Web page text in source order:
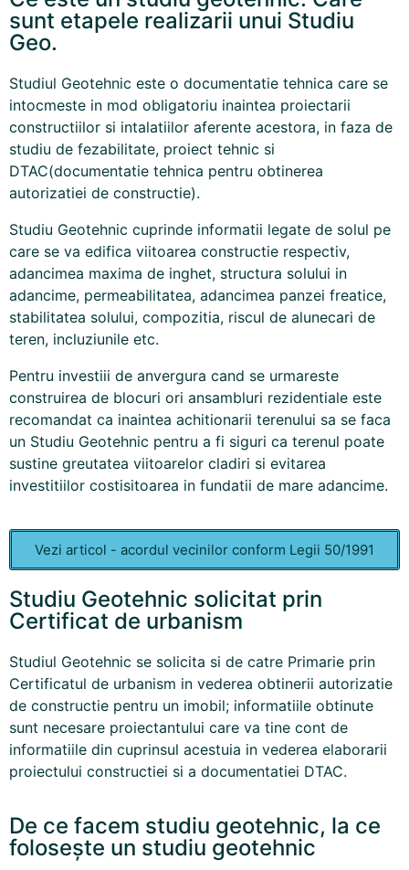
sunt etapele realizarii unui Studiu
Geo.
Studiul Geotehnic este o documentatie tehnica care se
intocmeste in mod obligatoriu inaintea proiectarii
constructiilor si intalatiilor aferente acestora, in faza de
studiu de fezabilitate, proiect tehnic si
DTAC(documentatie tehnica pentru obtinerea
autorizatiei de constructie).
Studiu Geotehnic cuprinde informatii legate de solul pe
care se va edifica viitoarea constructie respectiv,
adancimea maxima de inghet, structura solului in
adancime, permeabilitatea, adancimea panzei freatice,
stabilitatea solului, compozitia, riscul de alunecari de
teren, incluziunile etc.
Pentru investiii de anvergura cand se urmareste
construirea de blocuri ori ansambluri rezidentiale este
recomandat ca inaintea achitionarii terenului sa se faca
un Studiu Geotehnic pentru a fi siguri ca terenul poate
sustine greutatea viitoarelor cladiri si evitarea
investitiilor costisitoarea in fundatii de mare adancime.
Vezi articol - acordul vecinilor conform Legii 50/1991
Studiu Geotehnic solicitat prin
Certificat de urbanism
Studiul Geotehnic se solicita si de catre Primarie prin
Certificatul de urbanism in vederea obtinerii autorizatie
de constructie pentru un imobil; informatiile obtinute
sunt necesare proiectantului care va tine cont de
informatiile din cuprinsul acestuia in vederea elaborarii
proiectului constructiei si a documentatiei DTAC.
De ce facem studiu geotehnic, la ce
foloseşte un studiu geotehnic